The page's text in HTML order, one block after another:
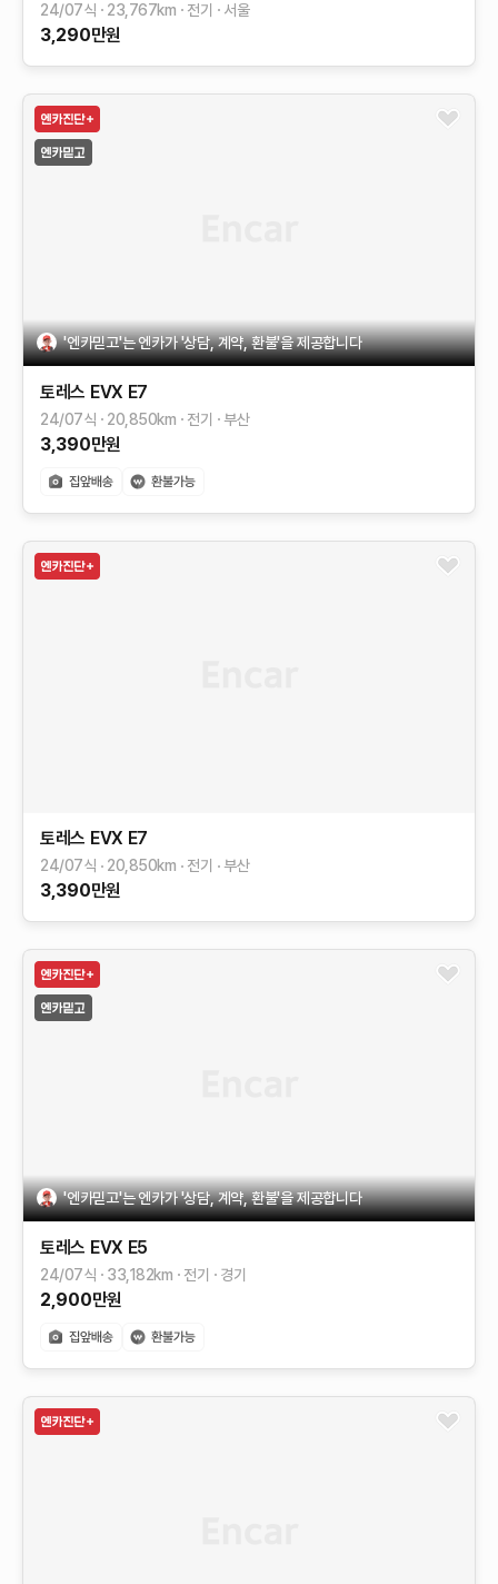
24/07식 23,767km 전기 서울
3,290만원
'엔카믿고'는 엔카가 '상담, 계약, 환불'을 제공합니다
토레스 EVX E7
24/07식 20,850km 전기 부산
3,390만원
토레스 EVX E7
24/07식 20,850km 전기 부산
3,390만원
'엔카믿고'는 엔카가 '상담, 계약, 환불'을 제공합니다
토레스 EVX E5
24/07식 33,182km 전기 경기
2,900만원